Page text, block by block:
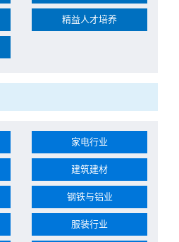
精益人才培养
家电行业
建筑建材
钢铁与铝业
服装行业